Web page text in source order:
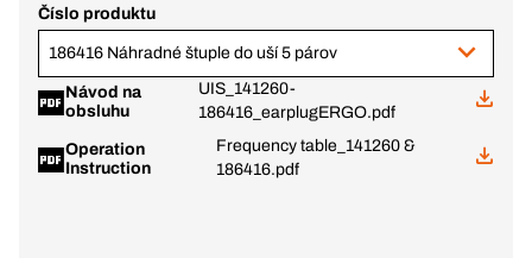
Číslo produktu
186416 Náhradné štuple do uší 5 párov
Návod na
obsluhu
UIS_141260-
186416_earplugERGO.pdf
Operation
Instruction
Frequency table_141260 &
186416.pdf